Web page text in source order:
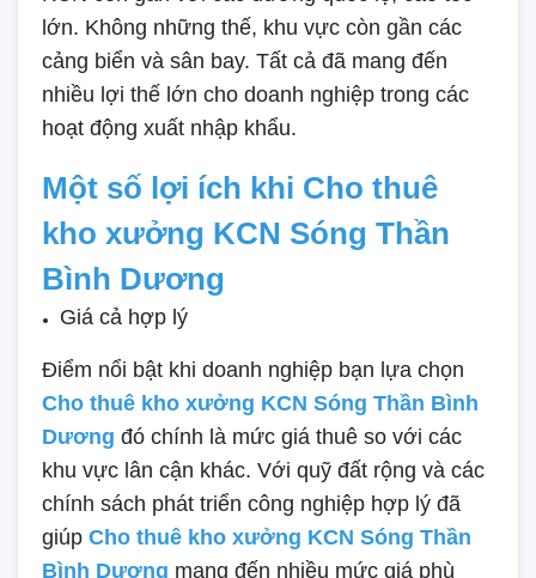
lớn. Không những thế, khu vực còn gần các
cảng biển và sân bay. Tất cả đã mang đến
nhiều lợi thế lớn cho doanh nghiệp trong các
hoạt động xuất nhập khẩu.
Một số lợi ích khi Cho thuê
kho xưởng KCN Sóng Thần
Bình Dương
Giá cả hợp lý
Điểm nổi bật khi doanh nghiệp bạn lựa chọn
Cho thuê kho xưởng KCN Sóng Thần Bình
Dương đó chính là mức giá thuê so với các
khu vực lân cận khác. Với quỹ đất rộng và các
chính sách phát triển công nghiệp hợp lý đã
giúp Cho thuê kho xưởng KCN Sóng Thần
Bình Dương mang đến nhiều mức giá phù